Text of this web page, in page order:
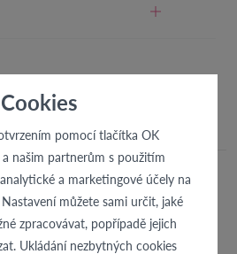
Cookies
pomocí tlačítka OK
našim partnerům s použitím
a marketingové účely na
můžete sami určit, jaké
zpracovávat, popřípadě jejich
Ukládání nezbytných cookies
odeslání